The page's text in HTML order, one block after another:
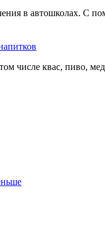
в автошколах. С
числе квас, пиво,